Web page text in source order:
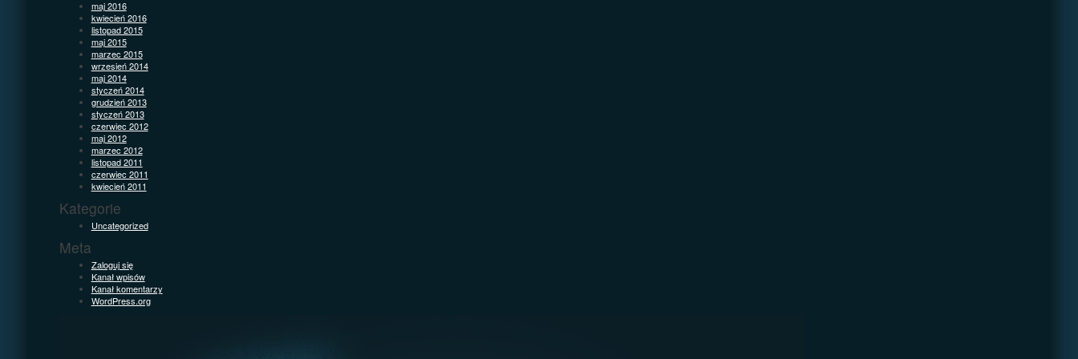
maj 2016
kwiecień 2016
listopad 2015
maj 2015
marzec 2015
wrzesień 2014
maj 2014
styczeń 2014
grudzień 2013
styczeń 2013
czerwiec 2012
maj 2012
marzec 2012
listopad 2011
czerwiec 2011
kwiecień 2011
Kategorie
Uncategorized
Meta
Zaloguj się
Kanał wpisów
Kanał komentarzy
WordPress.org